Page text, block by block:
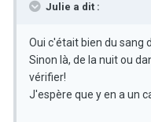
Julie a dit :
Oui c'était bien du sang
Sinon là, de la nuit ou
vérifier!
J'espère que y en a un